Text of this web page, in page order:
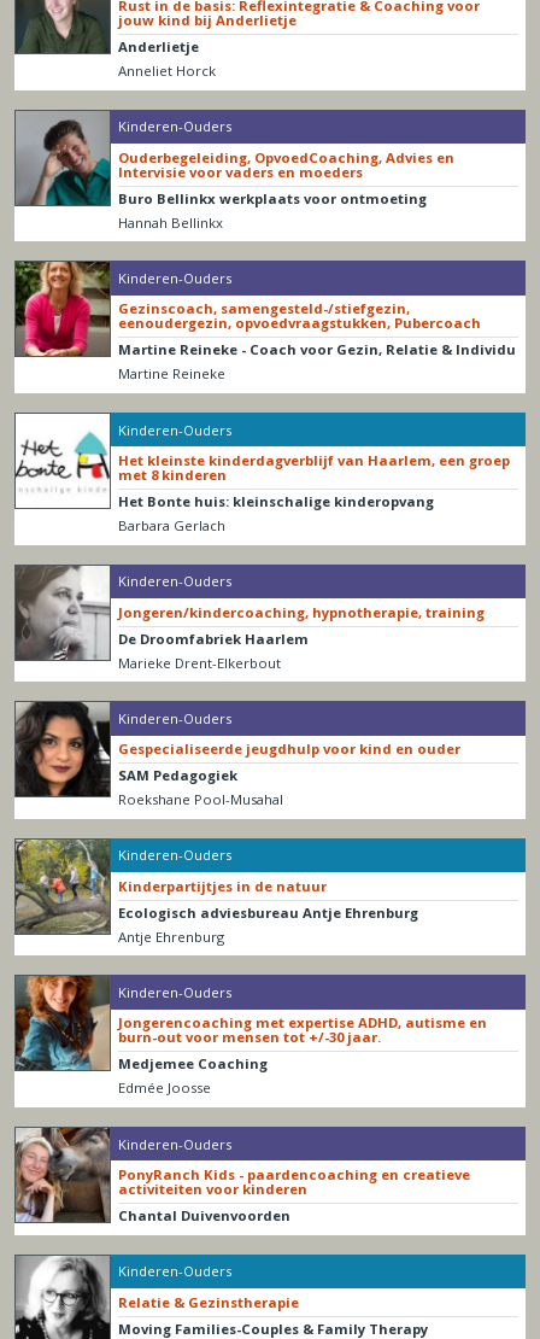
Rust in de basis: Reflexintegratie & Coaching voor
jouw kind bij Anderlietje
Anderlietje
Anneliet Horck
Kinderen-Ouders
Ouderbegeleiding, OpvoedCoaching, Advies en
Intervisie voor vaders en moeders
Buro Bellinkx werkplaats voor ontmoeting
Hannah Bellinkx
Kinderen-Ouders
Gezinscoach, samengesteld-/stiefgezin,
eenoudergezin, opvoedvraagstukken, Pubercoach
Martine Reineke - Coach voor Gezin, Relatie & Individu
Martine Reineke
Kinderen-Ouders
Het kleinste kinderdagverblijf van Haarlem, een groep
met 8 kinderen
Het Bonte huis: kleinschalige kinderopvang
Barbara Gerlach
Kinderen-Ouders
Jongeren/kindercoaching, hypnotherapie, training
De Droomfabriek Haarlem
Marieke Drent-Elkerbout
Kinderen-Ouders
Gespecialiseerde jeugdhulp voor kind en ouder
SAM Pedagogiek
Roekshane Pool-Musahal
Kinderen-Ouders
Kinderpartijtjes in de natuur
Ecologisch adviesbureau Antje Ehrenburg
Antje Ehrenburg
Kinderen-Ouders
Jongerencoaching met expertise ADHD, autisme en
burn-out voor mensen tot +/-30 jaar.
Medjemee Coaching
Edmée Joosse
Kinderen-Ouders
PonyRanch Kids - paardencoaching en creatieve
activiteiten voor kinderen
Chantal Duivenvoorden
Kinderen-Ouders
Relatie & Gezinstherapie
Moving Families-Couples & Family Therapy